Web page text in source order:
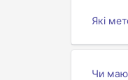
Які
Чи маю